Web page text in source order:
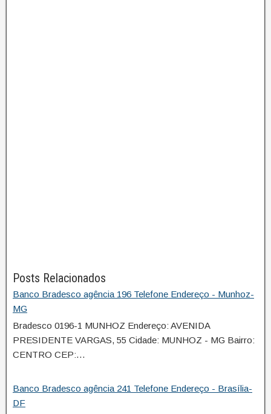
Posts Relacionados
Banco Bradesco agência 196 Telefone Endereço - Munhoz-
MG
Bradesco 0196-1 MUNHOZ Endereço: AVENIDA
PRESIDENTE VARGAS, 55 Cidade: MUNHOZ - MG Bairro:
CENTRO CEP:…
Banco Bradesco agência 241 Telefone Endereço - Brasília-
DF